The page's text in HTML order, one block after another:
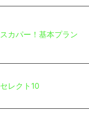
スカパー！基本プラン
セレクト10